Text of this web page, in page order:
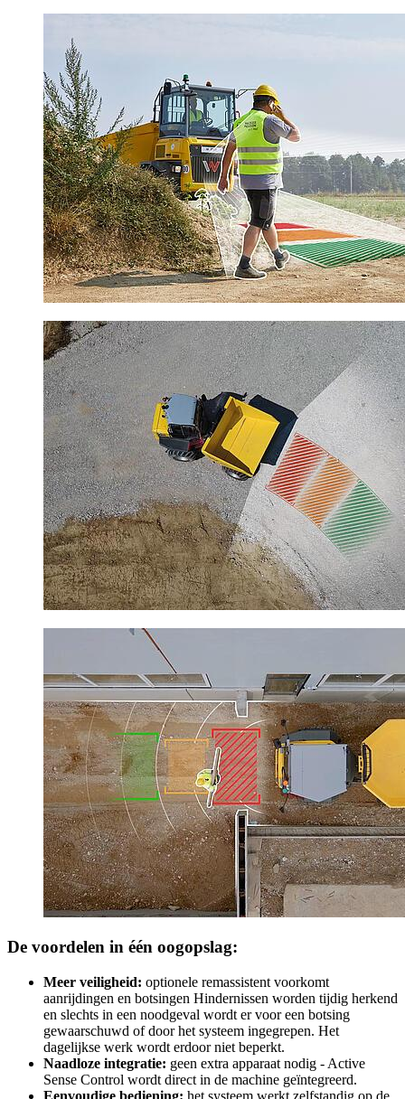
De voordelen in één oogopslag:
Meer veiligheid: optionele remassistent voorkomt
aanrijdingen en botsingen Hindernissen worden tijdig herkend
en slechts in een noodgeval wordt er voor een botsing
gewaarschuwd of door het systeem ingegrepen. Het
dagelijkse werk wordt erdoor niet beperkt.
Naadloze integratie: geen extra apparaat nodig - Active
Sense Control wordt direct in de machine geïntegreerd.
Eenvoudige bediening: het systeem werkt zelfstandig op de